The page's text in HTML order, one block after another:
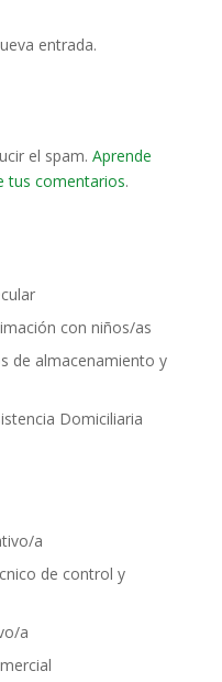
entrada.
el spam. Aprende
tus comentarios.
con niños/as
de almacenamiento y
Domiciliaria
a
de control y
a